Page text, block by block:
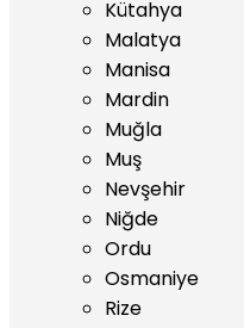
Kütahya
Malatya
Manisa
Mardin
Muğla
Muş
Nevşehir
Niğde
Ordu
Osmaniye
Rize